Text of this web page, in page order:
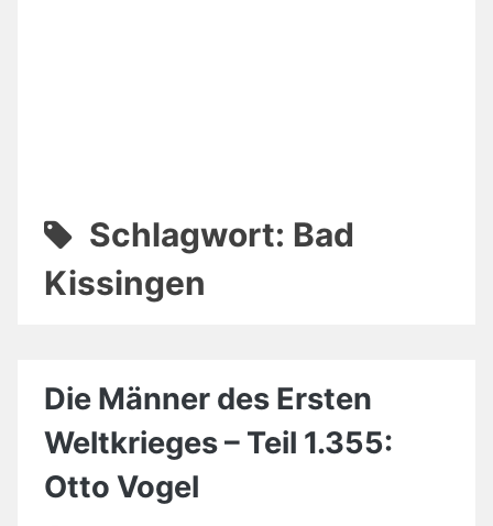
Schlagwort: Bad
Kissingen
Die Männer des Ersten
Weltkrieges – Teil 1.355:
Otto Vogel